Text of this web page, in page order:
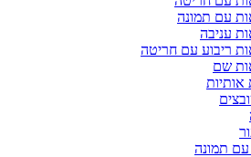
עם תמונה
עניבה
ריבוע עם חריטה
שם
עם תמונה